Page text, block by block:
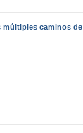
múltiples caminos de